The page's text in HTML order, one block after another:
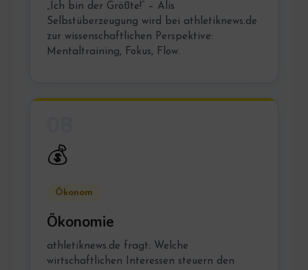
„Ich bin der Größte!“ – Alis
Selbstüberzeugung wird bei athletiknews.de
zur wissenschaftlichen Perspektive:
Mentaltraining, Fokus, Flow.
💰
Ökonom
Ökonomie
athletiknews.de fragt: Welche
wirtschaftlichen Interessen steuern den